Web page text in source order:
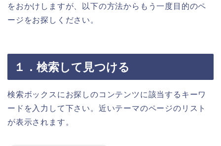
をおかけしますが、以下の方法からもう一度目的のペ
ージをお探しください。
１．検索して見つける
検索ボックスにお探しのコンテンツに該当するキーワ
ードを入力して下さい。近いテーマのページのリスト
が表示されます。